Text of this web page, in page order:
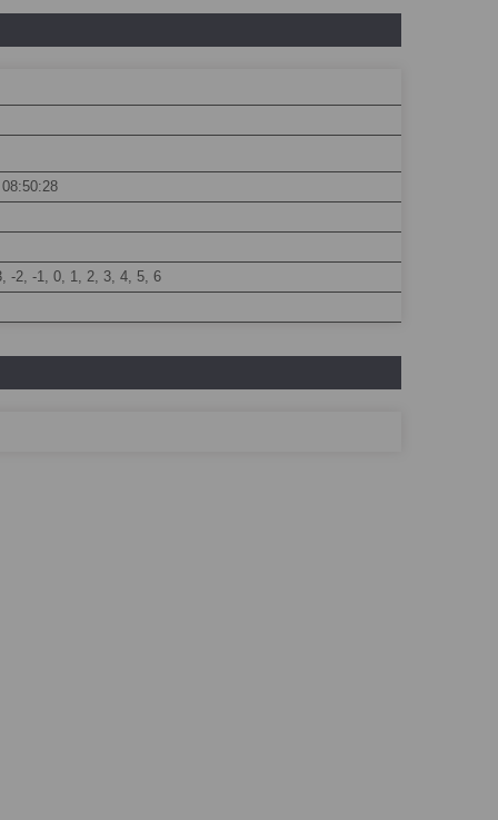
-2, -1, 0, 1, 2, 3, 4, 5, 6